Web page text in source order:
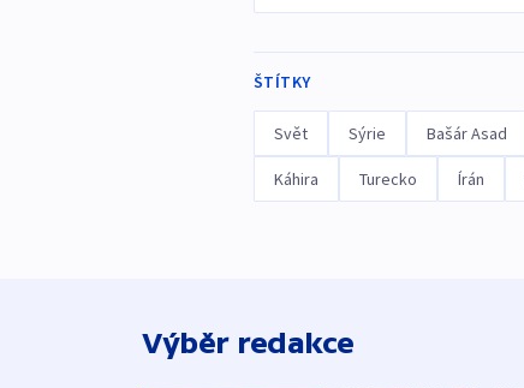
ŠTÍTKY
Svět Sýrie Bašár Asad
Káhira Turecko Írán
Výběr redakce